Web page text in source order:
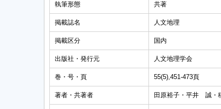
執筆形態 共著
掲載誌名 人文地理
掲載区分 国内
出版社・発行元 人文地理学会
巻・号・頁 55(5),451-473頁
著者・共著者 田原裕子・平井 誠・